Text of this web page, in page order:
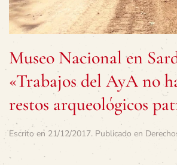
Museo Nacional en
«Trabajos del AyA no
restos arqueológicos
Escrito en 21/12/2017. Publicado en